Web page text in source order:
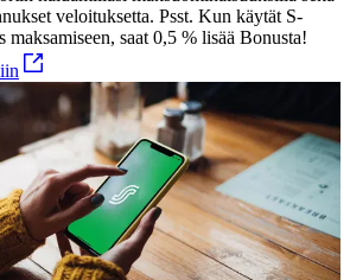
veloituksetta. Psst. Kun käytät S-
maksamiseen, saat 0,5 % lisää Bonusta!